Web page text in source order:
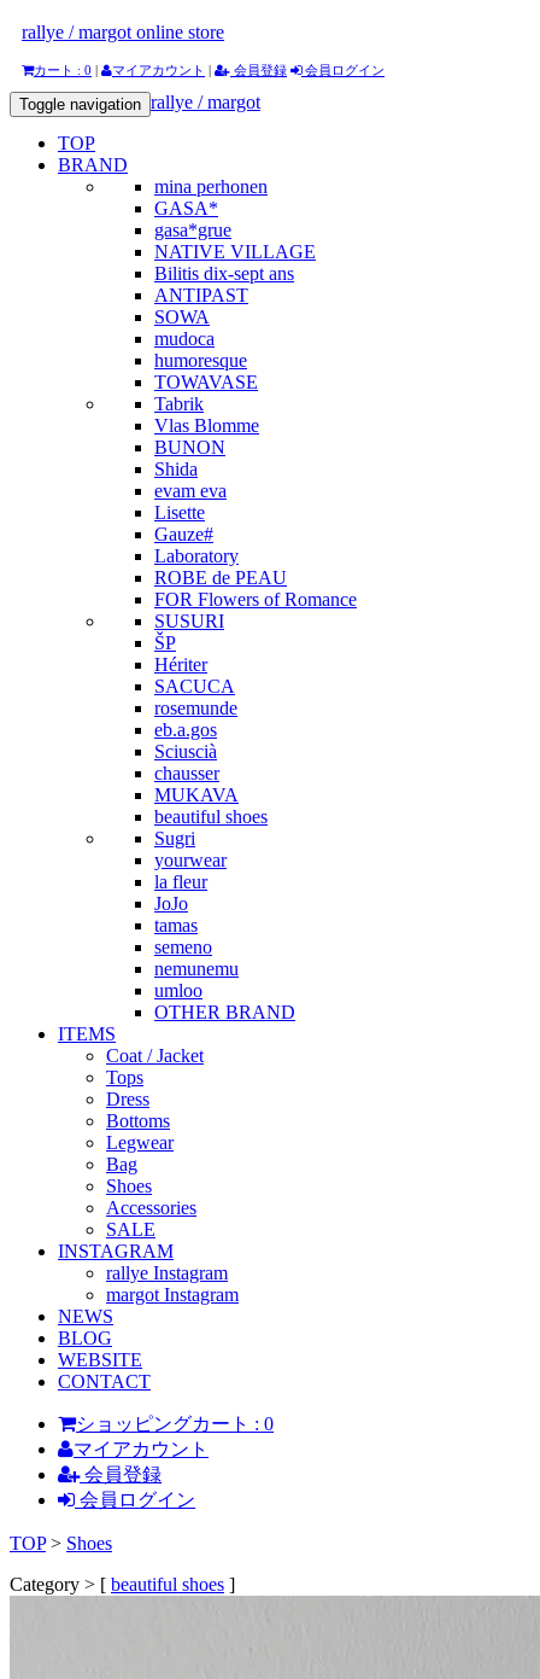
rallye / margot online store
カート : 0 | マイアカウント | 会員登録 会員ログイン
rallye / margot
Toggle navigation
TOP
BRAND
mina perhonen
GASA*
gasa*grue
NATIVE VILLAGE
Bilitis dix-sept ans
ANTIPAST
SOWA
mudoca
humoresque
TOWAVASE
Tabrik
Vlas Blomme
BUNON
Shida
evam eva
Lisette
Gauze#
Laboratory
ROBE de PEAU
FOR Flowers of Romance
SUSURI
ŠP
Hériter
SACUCA
rosemunde
eb.a.gos
Sciuscià
chausser
MUKAVA
beautiful shoes
Sugri
yourwear
la fleur
JoJo
tamas
semeno
nemunemu
umloo
OTHER BRAND
ITEMS
Coat / Jacket
Tops
Dress
Bottoms
Legwear
Bag
Shoes
Accessories
SALE
INSTAGRAM
rallye Instagram
margot Instagram
NEWS
BLOG
WEBSITE
CONTACT
ショッピングカート : 0
マイアカウント
会員登録
会員ログイン
TOP > Shoes
Category > [ beautiful shoes ]